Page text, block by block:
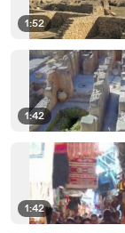
1:52
1:42
1:42